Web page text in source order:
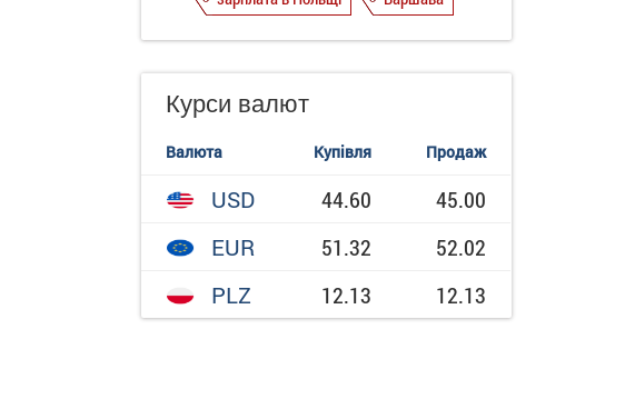
Курси валют
Валюта Купівля Продаж
USD 44.60
45.00
EUR
51.32
52.02
PLZ
12.13 12.13